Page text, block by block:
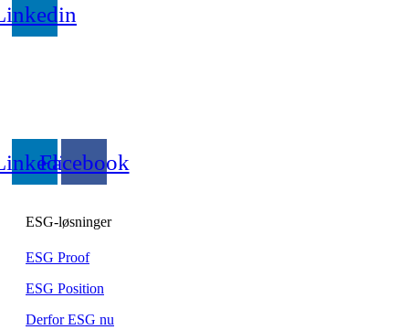
Facebook
ESG-løsninger
ESG Proof
ESG Position
Derfor ESG nu